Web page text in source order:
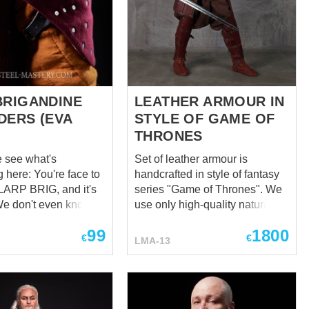
say, we couldn’t
so produced t...
650 grams bracers weighs
only 500 grams This ultra-
modern material is a favorite of
cosplayers and...
(EVA
see what's
face to
BRIG, and it's
€99
LEATHER ARMOUR IN
STYLE OF GAME OF
THRONES
Set of leather armour is
handcrafted in style of fantasy
series "Game of Thrones". We
use only high-quality natural
are riveted to the leather base
LMA-13 €1800